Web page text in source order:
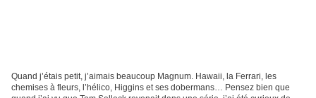
Quand j’étais petit, j’aimais beaucoup Magnum. Hawaii, la Ferrari, les
chemises à fleurs, l’hélico, Higgins et ses dobermans… Pensez bien que